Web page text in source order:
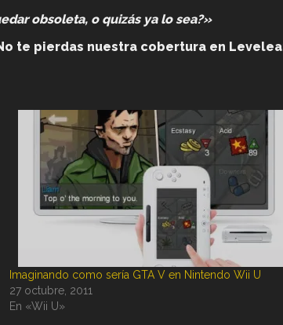
obsoleta, o quizás ya lo sea?»
te pierdas nuestra cobertura en
Imaginando como sería GTA V en Nintendo Wii U
27 octubre, 2011
En «Wii U»